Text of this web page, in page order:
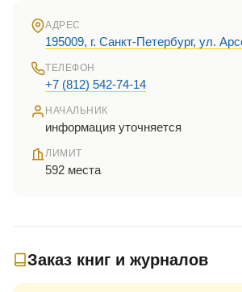
АДРЕС
195009, г. Санкт-Петербург, ул.
ТЕЛЕФОН
+7 (812) 542-74-14
НАЧАЛЬНИК
информация уточняется
ЛИМИТ
592 места
Заказ книг и журналов